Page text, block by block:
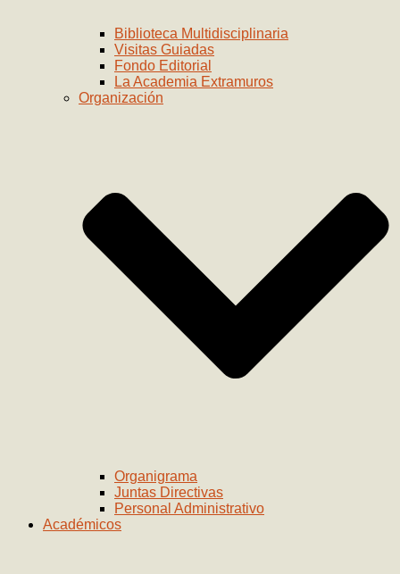
Biblioteca Multidisciplinaria
Visitas Guiadas
Fondo Editorial
La Academia Extramuros
Organización
Organigrama
Juntas Directivas
Personal Administrativo
Académicos